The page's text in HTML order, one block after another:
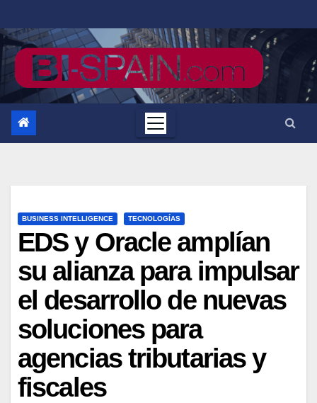
al
contenido
BUSINESS INTELLIGENCE TECNOLOGÍAS
EDS y Oracle amplían
su alianza para impulsar
el desarrollo de nuevas
soluciones para
agencias tributarias y
fiscales